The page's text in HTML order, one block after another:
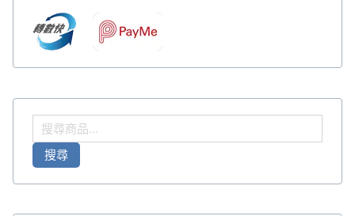
搜
尋
搜尋